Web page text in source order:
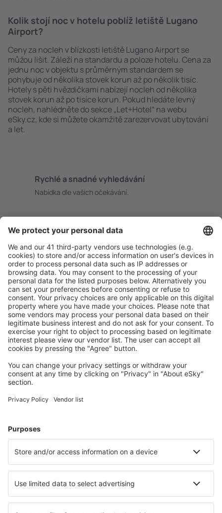
Kolik stojí noc v hotelu poblíž letiště Lugano
Airport?
Ceny za nocleh v blízkosti letiště Lugano Airport se
můžou lišit. Záleží na standardu a poloze hotelu. Cena za
jednu noc v objektu s průměrným standardem se
pohybuje od několika stovek korun až po několik tisíc.
Hotely s pěti hvězdičkami nabízejí nocleh od několika
stovek korun až po tisíce korun. Pokud hledáte levný
nocleh, nahlédněte do sekce „Let+Hotel“ na webu
eSky.cz, kde si můžete okamžitě zarezervovat ubytování
a let.
Rychlé a snadné vyhledávání
Nabídka dle vašich očekávání.
Bezproblémová rezervace s možností bezplatného
zrušení.
S námi ušetříte
Atraktivní ceny a speciální nabídky pro přihlášené
uživatele.
Ubytování dle vašeho gusta
Vyberte si z více než 1.3 milionu zařízení: hotelů,
apartmánů, chat a dalších.
Nejvyhledávanější hotely podle uživatelů eSky
Hotely ve Švýcarsku - Oblíbená města
Hotely in Grindelwald Hotely v Curychu
Hotely in Anzere Hotely in Leukerbad
Hotely in Krattigen